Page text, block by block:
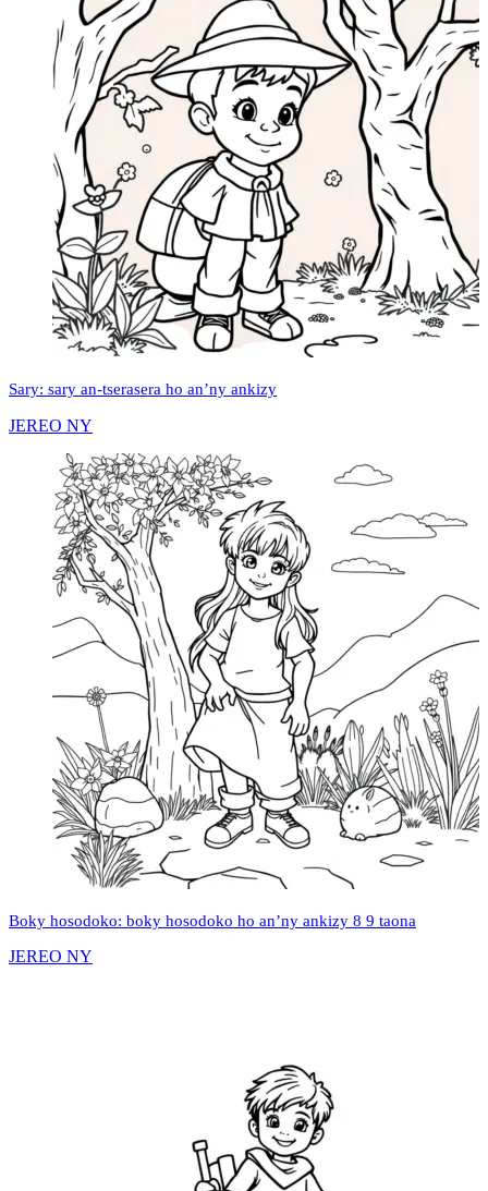
Sary: sary an-tserasera ho an’ny ankizy
JEREO NY
Boky hosodoko: boky hosodoko ho an’ny ankizy 8 9 taona
JEREO NY